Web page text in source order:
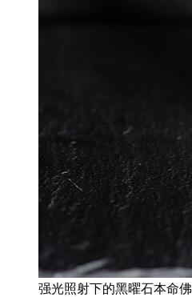
强光照射下的黑曜石本命佛